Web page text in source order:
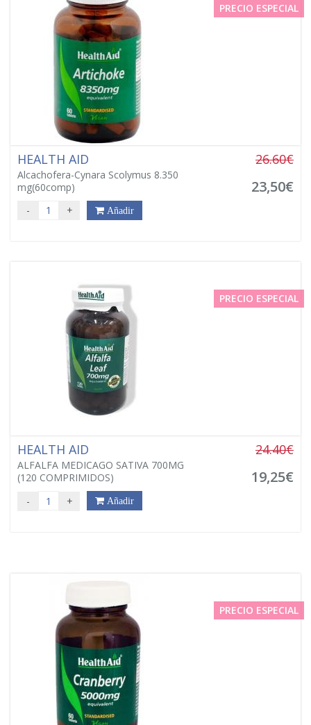
PRECIO ESPECIAL
HEALTH AID
Alcachofera-Cynara Scolymus 8.350
mg(60comp)
26.60€
23,50€
- + Añadir
PRECIO ESPECIAL
HEALTH AID
ALFALFA MEDICAGO SATIVA 700MG
(120 COMPRIMIDOS)
24.40€
19,25€
- + Añadir
PRECIO ESPECIAL